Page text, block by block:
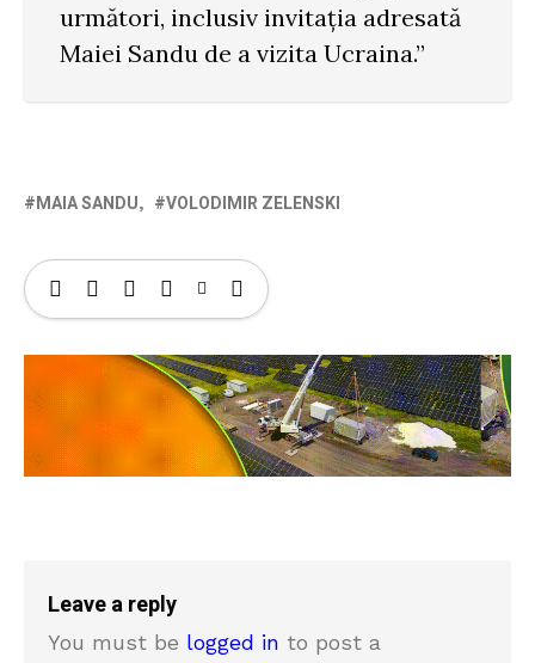
următori, inclusiv invitația adresată
Maiei Sandu de a vizita Ucraina.”
MAIA SANDU VOLODIMIR ZELENSKI
Leave a reply
You must be logged in to post a